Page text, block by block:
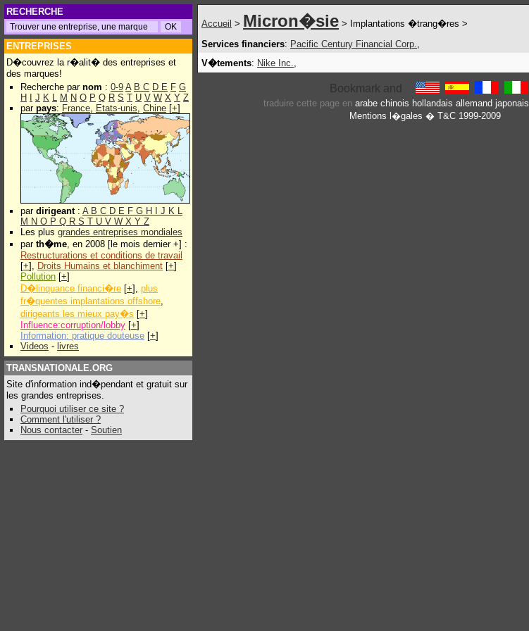
RECHERCHE
ENTREPRISES
D�couvrez la r�alit� des entreprises et
des marques!
Recherche par nom : 0-9 A B C D E F G
H
J K L M N O P Q R S T U V W X Y Z
par pays: France, Etats-unis, Chine [+]
par dirigeant: A B C D E F G H J K L
M N O P Q R S T U V W X Y Z
Les plus grandes entreprises mondiales
par th�me, en 2008 [le mois dernier +] :
Restructurations et conditions de travail
[+], Droits Humains et blanchiment [+]
Pollution [+]
D�linquance financi�re [+], plus
fr�quentes implantations offshore,
dirigeants les mieux pay�s [+]
Influence:corruption/lobby [+]
Information: pratique douteuse [+]
Videos - livres
TRANSNATIONALE.ORG
Site d'information ind�pendant et gratuit sur
les grandes entreprises.
Pourquoi utiliser ce site ?
Comment l'utiliser ?
Nous contacter - Soutien
Accueil > Micron�sie > Implantations �trang�res >
Services financiers: Pacific Century Financial Corp.,
V�tements: Nike Inc.,
traduire cette page en arabe chinois hollandais allemand japonais
Mentions l�gales � T&C 1999-2009